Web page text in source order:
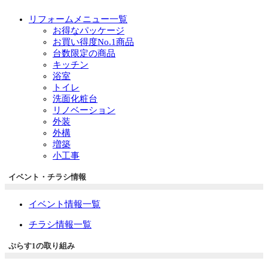
リフォームメニュー一覧
お得なパッケージ
お買い得度No.1商品
台数限定の商品
キッチン
浴室
トイレ
洗面化粧台
リノベーション
外装
外構
増築
小工事
イベント・チラシ情報
イベント情報一覧
チラシ情報一覧
ぷらす1の取り組み